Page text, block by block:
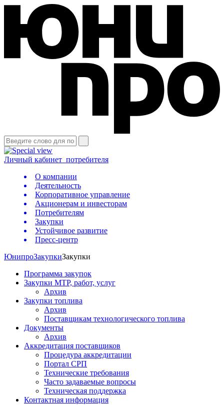
Личный кабинет потребителя
О компании
Деятельность
Корпоративное управление
Акционерам и инвесторам
Потребителям
Закупки
Устойчивое развитие
Пресс-центр
ЮнипроЗакупкиЗакупки
Программа закупок
Закупки МТР, работ, услуг
Архив
Закупки топлива
Архив
Поставщикам технологического топлива
Документы
Архив
Аккредитация поставщиков
Процедура аккредитации
Портал СРП
Технические требования
Часто задаваемые вопросы
Техническая поддержка
Контактная информация